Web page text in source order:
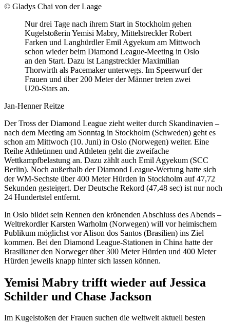
© Gladys Chai von der Laage
Nur drei Tage nach ihrem Start in Stockholm gehen
Kugelstoßerin Yemisi Mabry, Mittelstreckler Robert
Farken und Langhürdler Emil Agyekum am Mittwoch
schon wieder beim Diamond League-Meeting in Oslo
an den Start. Dazu ist Langstreckler Maximilian
Thorwirth als Pacemaker unterwegs. Im Speerwurf der
Frauen und über 200 Meter der Männer treten zwei
U20-Stars an.
Jan-Henner Reitze
Der Tross der Diamond League zieht weiter durch Skandinavien –
nach dem Meeting am Sonntag in Stockholm (Schweden) geht es
schon am Mittwoch (10. Juni) in Oslo (Norwegen) weiter. Eine
Reihe Athletinnen und Athleten geht die zweifache
Wettkampfbelastung an. Dazu zählt auch Emil Agyekum (SCC
Berlin). Noch außerhalb der Diamond League-Wertung hatte sich
der WM-Sechste über 400 Meter Hürden in Stockholm auf 47,72
Sekunden gesteigert. Der Deutsche Rekord (47,48 sec) ist nur noch
24 Hundertstel entfernt.
In Oslo bildet sein Rennen den krönenden Abschluss des Abends –
Weltrekordler Karsten Warholm (Norwegen) will vor heimischem
Publikum möglichst vor Alison dos Santos (Brasilien) ins Ziel
kommen. Bei den Diamond League-Stationen in China hatte der
Brasilianer den Norweger über 300 Meter Hürden und 400 Meter
Hürden jeweils knapp hinter sich lassen können.
Yemisi Mabry trifft wieder auf Jessica
Schilder und Chase Jackson
Im Kugelstoßen der Frauen suchen die weltweit aktuell besten